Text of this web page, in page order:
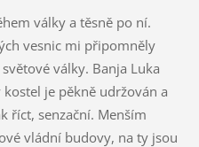
války a těsně po ní.
vesnic mi připomněly
války. Banja Luka
je pěkně udržován a
říct, senzační. Menším
vládní budovy, na ty jsou